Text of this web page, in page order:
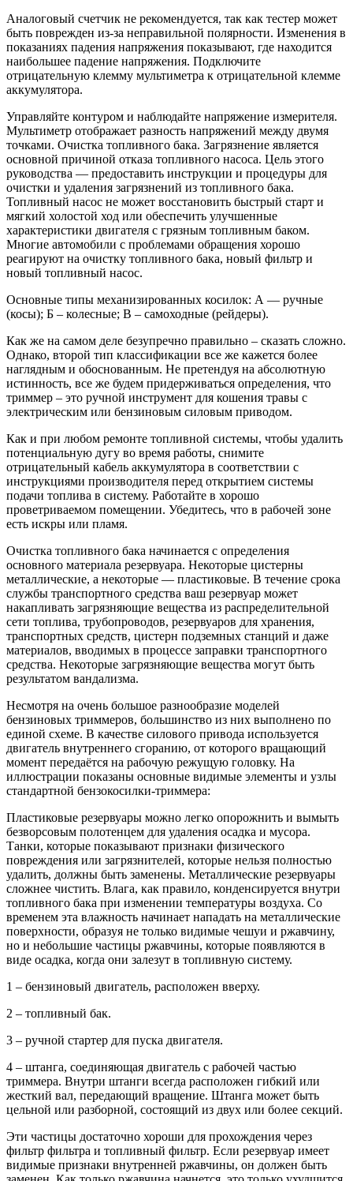
Аналоговый счетчик не рекомендуется, так как тестер может
быть поврежден из-за неправильной полярности. Изменения в
показаниях падения напряжения показывают, где находится
наибольшее падение напряжения. Подключите
отрицательную клемму мультиметра к отрицательной клемме
аккумулятора.
Управляйте контуром и наблюдайте напряжение измерителя.
Мультиметр отображает разность напряжений между двумя
точками. Очистка топливного бака. Загрязнение является
основной причиной отказа топливного насоса. Цель этого
руководства — предоставить инструкции и процедуры для
очистки и удаления загрязнений из топливного бака.
Топливный насос не может восстановить быстрый старт и
мягкий холостой ход или обеспечить улучшенные
характеристики двигателя с грязным топливным баком.
Многие автомобили с проблемами обращения хорошо
реагируют на очистку топливного бака, новый фильтр и
новый топливный насос.
Основные типы механизированных косилок: А — ручные
(косы); Б – колесные; В – самоходные (рейдеры).
Как же на самом деле безупречно правильно – сказать сложно.
Однако, второй тип классификации все же кажется более
наглядным и обоснованным. Не претендуя на абсолютную
истинность, все же будем придерживаться определения, что
триммер – это ручной инструмент для кошения травы с
электрическим или бензиновым силовым приводом.
Как и при любом ремонте топливной системы, чтобы удалить
потенциальную дугу во время работы, снимите
отрицательный кабель аккумулятора в соответствии с
инструкциями производителя перед открытием системы
подачи топлива в систему. Работайте в хорошо
проветриваемом помещении. Убедитесь, что в рабочей зоне
есть искры или пламя.
Очистка топливного бака начинается с определения
основного материала резервуара. Некоторые цистерны
металлические, а некоторые — пластиковые. В течение срока
службы транспортного средства ваш резервуар может
накапливать загрязняющие вещества из распределительной
сети топлива, трубопроводов, резервуаров для хранения,
транспортных средств, цистерн подземных станций и даже
материалов, вводимых в процессе заправки транспортного
средства. Некоторые загрязняющие вещества могут быть
результатом вандализма.
Несмотря на очень большое разнообразие моделей
бензиновых триммеров, большинство из них выполнено по
единой схеме. В качестве силового привода используется
двигатель внутреннего сгоранию, от которого вращающий
момент передаётся на рабочую режущую головку. На
иллюстрации показаны основные видимые элементы и узлы
стандартной бензокосилки-триммера:
Пластиковые резервуары можно легко опорожнить и вымыть
безворсовым полотенцем для удаления осадка и мусора.
Танки, которые показывают признаки физического
повреждения или загрязнителей, которые нельзя полностью
удалить, должны быть заменены. Металлические резервуары
сложнее чистить. Влага, как правило, конденсируется внутри
топливного бака при изменении температуры воздуха. Со
временем эта влажность начинает нападать на металлические
поверхности, образуя не только видимые чешуи и ржавчину,
но и небольшие частицы ржавчины, которые появляются в
виде осадка, когда они залезут в топливную систему.
1 – бензиновый двигатель, расположен вверху.
2 – топливный бак.
3 – ручной стартер для пуска двигателя.
4 – штанга, соединяющая двигатель с рабочей частью
триммера. Внутри штанги всегда расположен гибкий или
жесткий вал, передающий вращение. Штанга может быть
цельной или разборной, состоящий из двух или более секций.
Эти частицы достаточно хороши для прохождения через
фильтр фильтра и топливный фильтр. Если резервуар имеет
видимые признаки внутренней ржавчины, он должен быть